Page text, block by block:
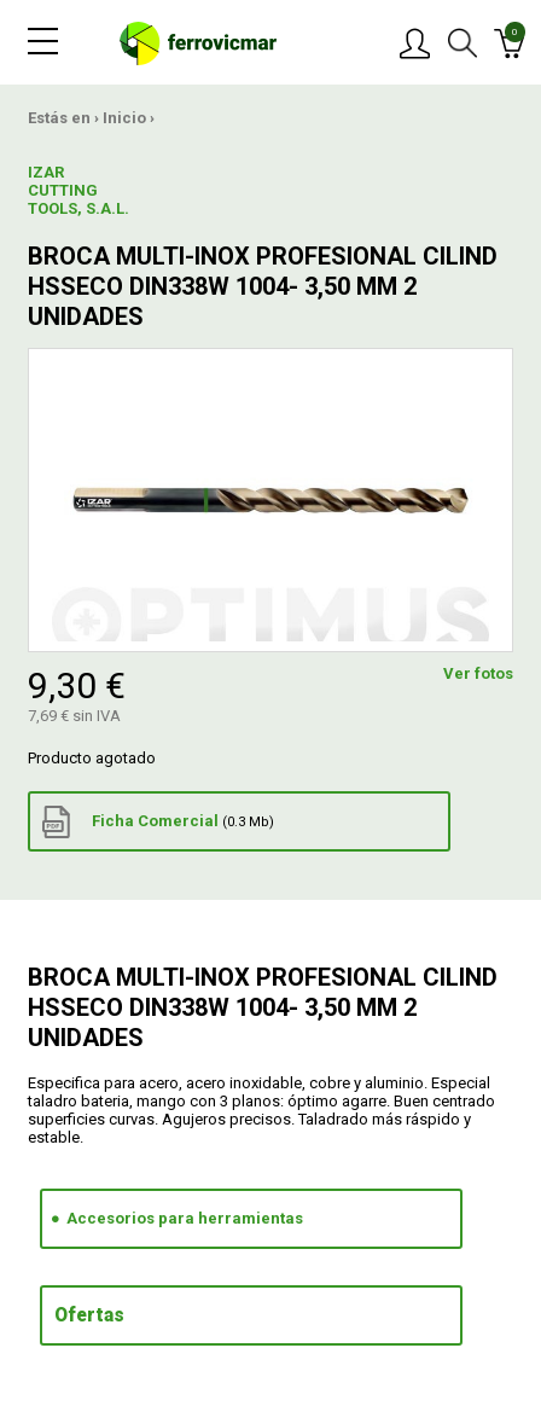
0
Estás en › Inicio ›
IZAR
CUTTING
TOOLS, S.A.L.
BROCA MULTI-INOX PROFESIONAL CILIND
HSSECO DIN338W 1004- 3,50 MM 2
UNIDADES
Ver fotos
9,30 €
7,69 € sin IVA
Producto agotado
Ficha Comercial (0.3 Mb)
BROCA MULTI-INOX PROFESIONAL CILIND
HSSECO DIN338W 1004- 3,50 MM 2
UNIDADES
Especifica para acero, acero inoxidable, cobre y aluminio. Especial
taladro bateria, mango con 3 planos: óptimo agarre. Buen centrado
superficies curvas. Agujeros precisos. Taladrado más ráspido y
estable.
Accesorios para herramientas
Ofertas
OFERTAS
GUÍAS
DEVOLUCIONES